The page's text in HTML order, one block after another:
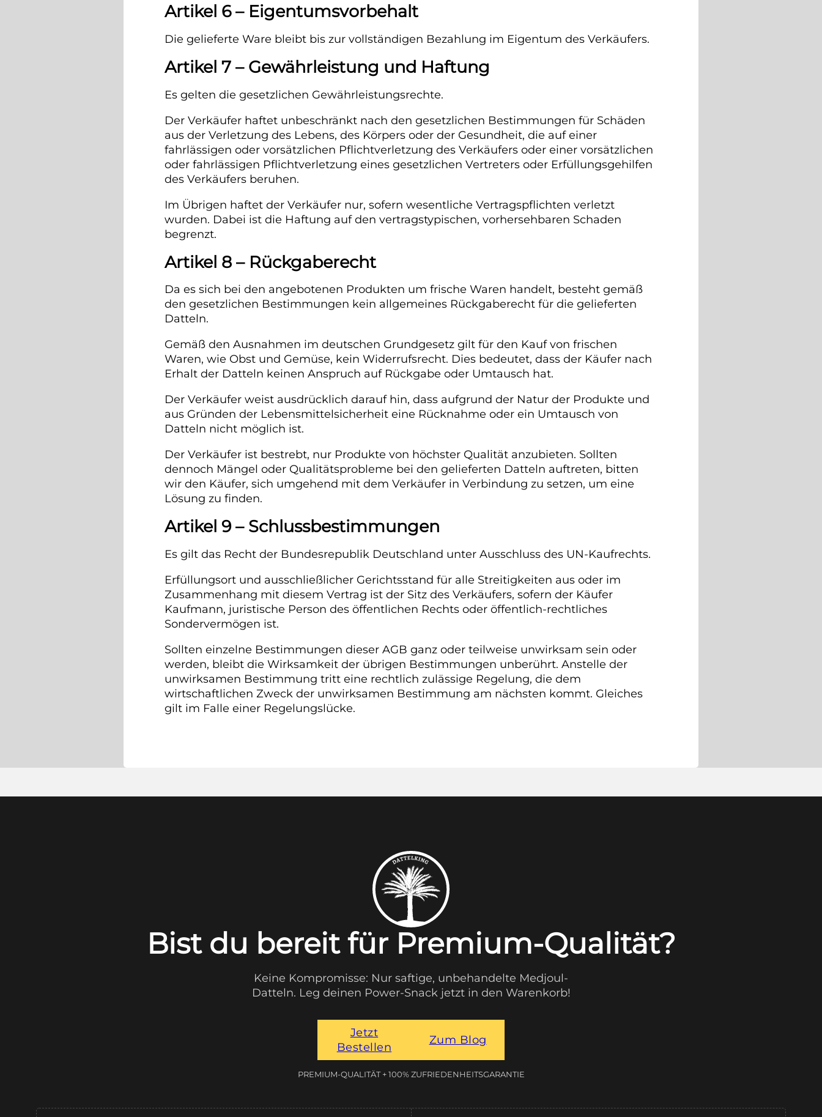
Artikel 6 – Eigentumsvorbehalt
Die gelieferte Ware bleibt bis zur vollständigen Bezahlung im Eigentum des Verkäufers.
Artikel 7 – Gewährleistung und Haftung
Es gelten die gesetzlichen Gewährleistungsrechte.
Der Verkäufer haftet unbeschränkt nach den gesetzlichen Bestimmungen für Schäden
aus der Verletzung des Lebens, des Körpers oder der Gesundheit, die auf einer
fahrlässigen oder vorsätzlichen Pflichtverletzung des Verkäufers oder einer vorsätzlichen
oder fahrlässigen Pflichtverletzung eines gesetzlichen Vertreters oder Erfüllungsgehilfen
des Verkäufers beruhen.
Im Übrigen haftet der Verkäufer nur, sofern wesentliche Vertragspflichten verletzt
wurden. Dabei ist die Haftung auf den vertragstypischen, vorhersehbaren Schaden
begrenzt.
Artikel 8 – Rückgaberecht
Da es sich bei den angebotenen Produkten um frische Waren handelt, besteht gemäß
den gesetzlichen Bestimmungen kein allgemeines Rückgaberecht für die gelieferten
Datteln.
Gemäß den Ausnahmen im deutschen Grundgesetz gilt für den Kauf von frischen
Waren, wie Obst und Gemüse, kein Widerrufsrecht. Dies bedeutet, dass der Käufer nach
Erhalt der Datteln keinen Anspruch auf Rückgabe oder Umtausch hat.
Der Verkäufer weist ausdrücklich darauf hin, dass aufgrund der Natur der Produkte und
aus Gründen der Lebensmittelsicherheit eine Rücknahme oder ein Umtausch von
Datteln nicht möglich ist.
Der Verkäufer ist bestrebt, nur Produkte von höchster Qualität anzubieten. Sollten
dennoch Mängel oder Qualitätsprobleme bei den gelieferten Datteln auftreten, bitten
wir den Käufer, sich umgehend mit dem Verkäufer in Verbindung zu setzen, um eine
Lösung zu finden.
Artikel 9 – Schlussbestimmungen
Es gilt das Recht der Bundesrepublik Deutschland unter Ausschluss des UN-Kaufrechts.
Erfüllungsort und ausschließlicher Gerichtsstand für alle Streitigkeiten aus oder im
Zusammenhang mit diesem Vertrag ist der Sitz des Verkäufers, sofern der Käufer
Kaufmann, juristische Person des öffentlichen Rechts oder öffentlich-rechtliches
Sondervermögen ist.
Sollten einzelne Bestimmungen dieser AGB ganz oder teilweise unwirksam sein oder
werden, bleibt die Wirksamkeit der übrigen Bestimmungen unberührt. Anstelle der
unwirksamen Bestimmung tritt eine rechtlich zulässige Regelung, die dem
wirtschaftlichen Zweck der unwirksamen Bestimmung am nächsten kommt. Gleiches
gilt im Falle einer Regelungslücke.
Bist du bereit für Premium-Qualität?
Keine Kompromisse: Nur saftige, unbehandelte Medjoul-
Datteln. Leg deinen Power-Snack jetzt in den Warenkorb!
Jetzt
Bestellen
Zum Blog
PREMIUM-QUALITÄT + 100% ZUFRIEDENHEITSGARANTIE